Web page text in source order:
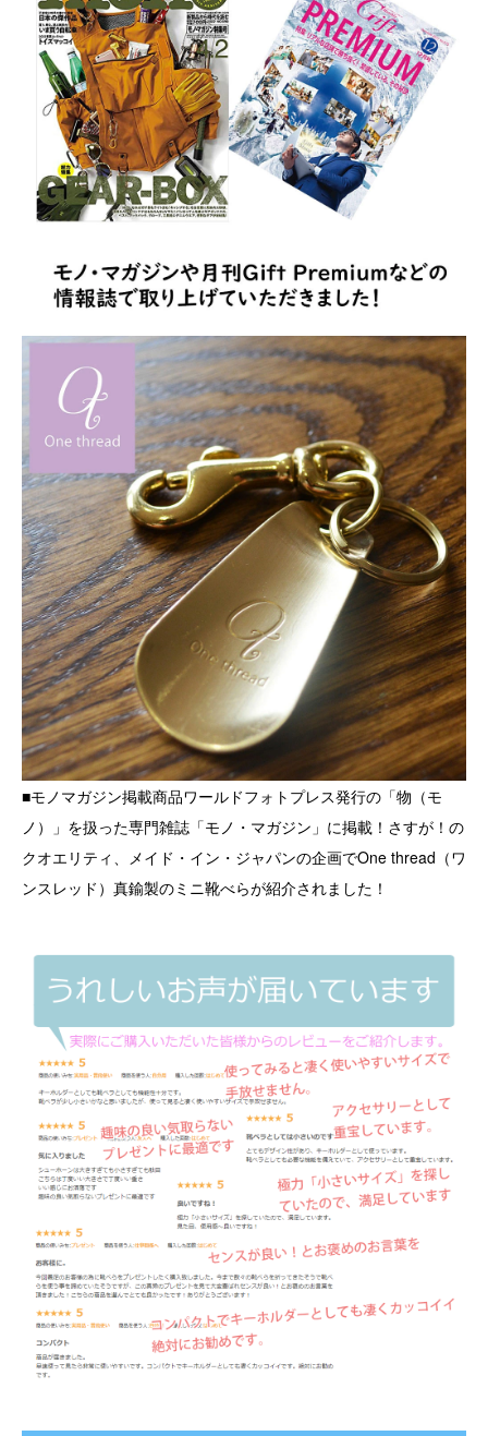
■モノマガジン掲載商品ワールドフォトプレス発行の「物（モ
ノ）」を扱った専門雑誌「モノ・マガジン」に掲載！さすが！の
クオエリティ、メイド・イン・ジャパンの企画でOne thread（ワ
ンスレッド）真鍮製のミニ靴べらが紹介されました！